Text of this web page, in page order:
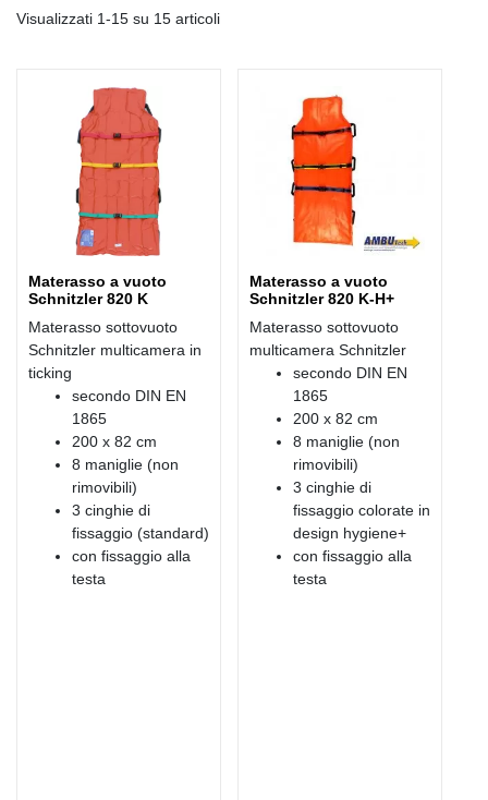
Visualizzati 1-15 su 15 articoli
Materasso a vuoto
Schnitzler 820 K
Materasso sottovuoto
Schnitzler multicamera in
ticking
secondo DIN EN
1865
200 x 82 cm
8 maniglie (non
rimovibili)
3 cinghie di
fissaggio (standard)
con fissaggio alla
testa
Materasso a vuoto
Schnitzler 820 K-H+
Materasso sottovuoto
multicamera Schnitzler
secondo DIN EN
1865
200 x 82 cm
8 maniglie (non
rimovibili)
3 cinghie di
fissaggio colorate in
design hygiene+
con fissaggio alla
testa